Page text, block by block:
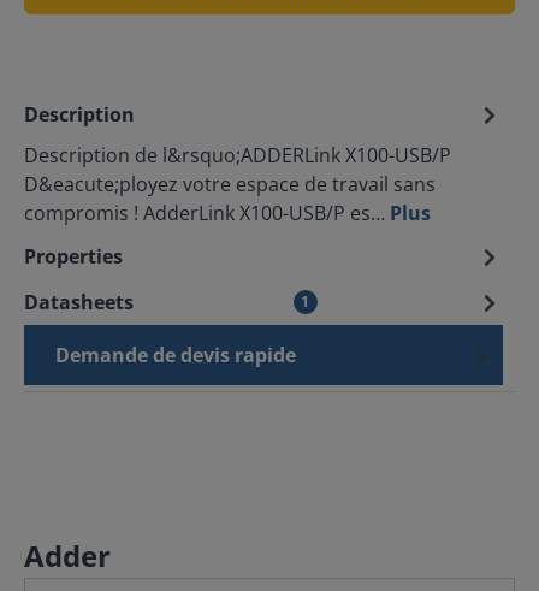
Description
Description de l&rsquo;ADDERLink X100-USB/P
D&eacute;ployez votre espace de travail sans
compromis ! AdderLink X100-USB/P es… Plus
Properties
Datasheets
1
Demande de devis rapide
Adder